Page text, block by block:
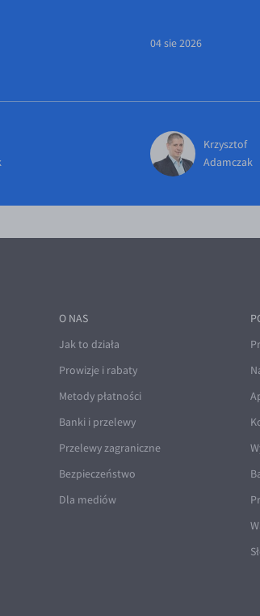
04 sie 2026
Krzysztof
Adamczak
O NAS
Jak to działa
Prowizje i rabaty
Metody płatności
Banki i przelewy
Przelewy zagraniczne
Bezpieczeństwo
Dla mediów